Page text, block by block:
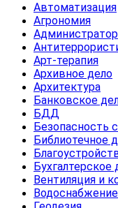
Автоматизация
Агрономия
Администратор
Арт-терапия
Архивное дело
Архитектура
Банковское
БДД
Безопасность
Библиотечное
Бухгалтерское
Вентиляция и